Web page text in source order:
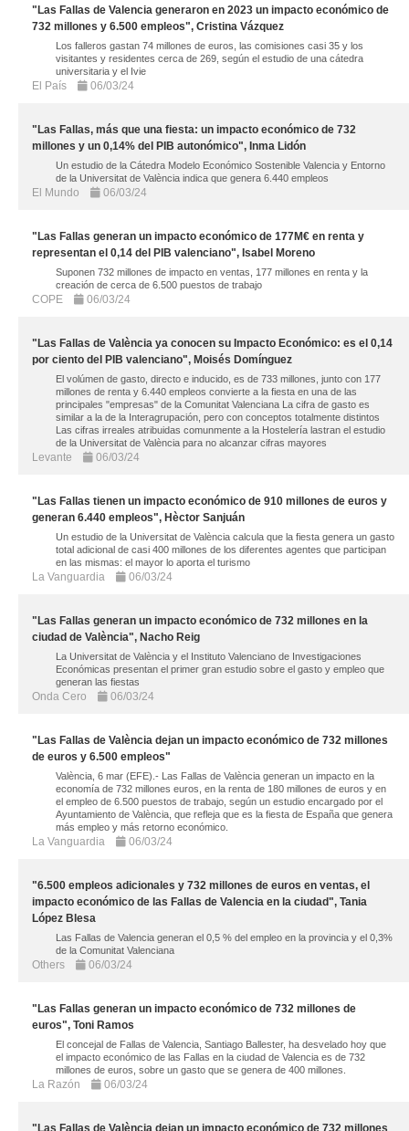
"Las Fallas de Valencia generaron en 2023 un impacto económico de
732 millones y 6.500 empleos", Cristina Vázquez
Los falleros gastan 74 millones de euros, las comisiones casi 35 y los
visitantes y residentes cerca de 269, según el estudio de una cátedra
universitaria y el Ivie
El País 06/03/24
"Las Fallas, más que una fiesta: un impacto económico de 732
millones y un 0,14% del PIB autonómico", Inma Lidón
Un estudio de la Cátedra Modelo Económico Sostenible Valencia y Entorno
de la Universitat de València indica que genera 6.440 empleos
El Mundo 06/03/24
"Las Fallas generan un impacto económico de 177M€ en renta y
representan el 0,14 del PIB valenciano", Isabel Moreno
Suponen 732 millones de impacto en ventas, 177 millones en renta y la
creación de cerca de 6.500 puestos de trabajo
COPE 06/03/24
"Las Fallas de València ya conocen su Impacto Económico: es el 0,14
por ciento del PIB valenciano", Moisés Domínguez
El volúmen de gasto, directo e inducido, es de 733 millones, junto con 177
millones de renta y 6.440 empleos convierte a la fiesta en una de las
principales "empresas" de la Comunitat Valenciana La cifra de gasto es
similar a la de la Interagrupación, pero con conceptos totalmente distintos
Las cifras irreales atribuidas comunmente a la Hostelería lastran el estudio
de la Universitat de València para no alcanzar cifras mayores
Levante 06/03/24
"Las Fallas tienen un impacto económico de 910 millones de euros y
generan 6.440 empleos", Hèctor Sanjuán
Un estudio de la Universitat de València calcula que la fiesta genera un gasto
total adicional de casi 400 millones de los diferentes agentes que participan
en las mismas: el mayor lo aporta el turismo
La Vanguardia 06/03/24
"Las Fallas generan un impacto económico de 732 millones en la
ciudad de València", Nacho Reig
La Universitat de València y el Instituto Valenciano de Investigaciones
Económicas presentan el primer gran estudio sobre el gasto y empleo que
generan las fiestas
Onda Cero 06/03/24
"Las Fallas de València dejan un impacto económico de 732 millones
de euros y 6.500 empleos"
València, 6 mar (EFE).- Las Fallas de València generan un impacto en la
economía de 732 millones euros, en la renta de 180 millones de euros y en
el empleo de 6.500 puestos de trabajo, según un estudio encargado por el
Ayuntamiento de València, que refleja que es la fiesta de España que genera
más empleo y más retorno económico.
La Vanguardia 06/03/24
"6.500 empleos adicionales y 732 millones de euros en ventas, el
impacto económico de las Fallas de Valencia en la ciudad", Tania
López Blesa
Las Fallas de Valencia generan el 0,5 % del empleo en la provincia y el 0,3%
de la Comunitat Valenciana
Others 06/03/24
"Las Fallas generan un impacto económico de 732 millones de
euros", Toni Ramos
El concejal de Fallas de Valencia, Santiago Ballester, ha desvelado hoy que
el impacto económico de las Fallas en la ciudad de Valencia es de 732
millones de euros, sobre un gasto que se genera de 400 millones.
La Razón 06/03/24
"Las Fallas de València dejan un impacto económico de 732 millones